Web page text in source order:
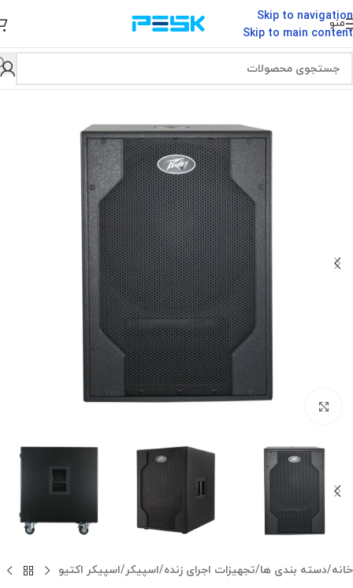
Skip to navigation
Skip to main content
منو
خانه/دسته بندی ها/تجهیزات اجرای زنده/اسپیکر/اسپیکر اکتیو